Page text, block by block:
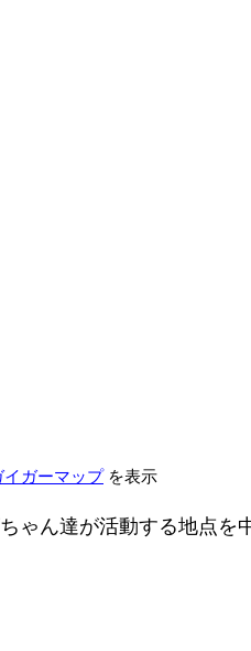
イガーマップを表示
ゃん達が活動する地点